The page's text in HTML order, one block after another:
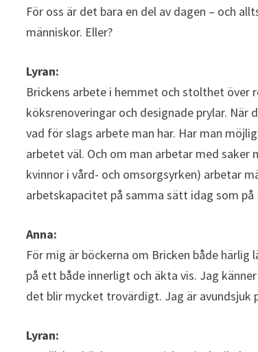
För oss är det bara en del av dagen – och
människor. Eller?
Lyran:
Brickens arbete i hemmet och stolthet över
köksrenoveringar och designade prylar.
vad för slags arbete man har. Har man
arbetet väl. Och om man arbetar med
kvinnor i vård- och omsorgsyrken) arbetar
arbetskapacitet på samma sätt idag som på
Anna:
För mig är böckerna om Bricken både
på ett både innerligt och äkta vis. Jag
det blir mycket trovärdigt. Jag är avundsjuk
Lyran: